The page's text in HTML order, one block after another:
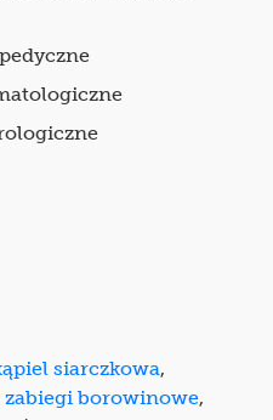
siarczkowa,
zabiegi borowinowe,